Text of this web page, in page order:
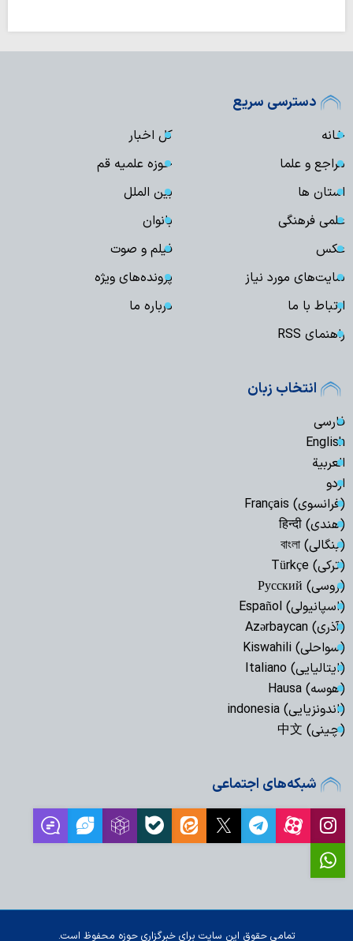
دسترسی سریع
خانه
کل اخبار
مراجع و علما
حوزه علمیه قم
استان ها
بین الملل
علمی فرهنگی
بانوان
عکس
فیلم و صوت
سایت‌های مورد نیاز
پرونده‌های ویژه
ارتباط با ما
درباره ما
راهنمای RSS
انتخاب زبان
فارسی
English
العربیة
اردو
(فرانسوی) Français
(هندی) हिन्दी
(بنگالی) বাংলা
(ترکی) Türkçe
(روسی) Русский
(اسپانیولی) Español
(آذری) Azərbaycan
(سواحلی) Kiswahili
(ایتالیایی) Italiano
(هوسه) Hausa
(اندونزیایی) indonesia
(چینی) 中文
شبکه‌های اجتماعی
تمامی حقوق این سایت برای خبرگزاری حوزه محفوظ است.